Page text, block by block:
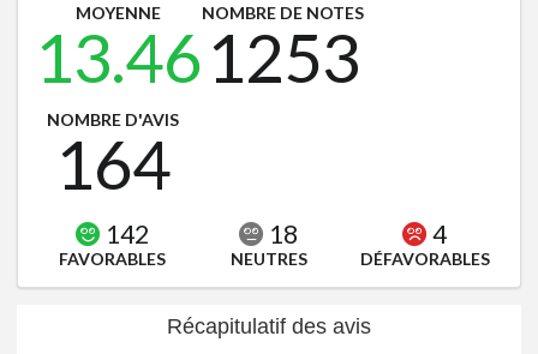
MOYENNE
13.46
NOMBRE DE NOTES
1253
NOMBRE D'AVIS
164
142
FAVORABLES
18
NEUTRES
4
DÉFAVORABLES
Récapitulatif des avis